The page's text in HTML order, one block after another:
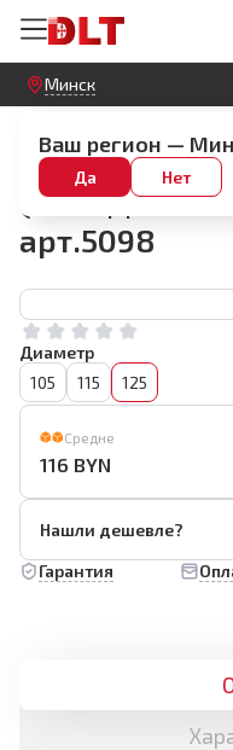
Круглосуточный! Прием
Минск
Ваш регион —
Да Нет
Алмазные диски по
Алмазный
(ЗАВОДСКОЙ
арт.5098
Диаметр
105
115 125
Средне
116 BYN
Нашли дешевле?
Гарантия